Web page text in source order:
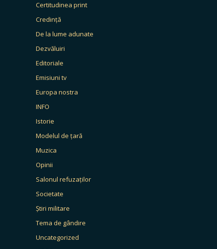
Certitudinea print
Credință
De la lume adunate
Dezvăluiri
Editoriale
Emisiuni tv
Europa nostra
INFO
Istorie
Modelul de țară
Muzica
Opinii
Salonul refuzaților
Societate
Știri militare
Tema de gândire
Uncategorized